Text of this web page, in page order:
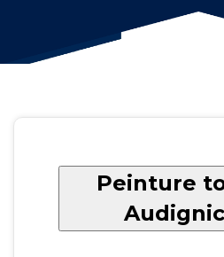
Peinture